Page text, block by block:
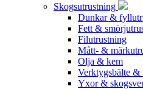
Skogsutrustning
Dunkar &
Fett &
Filutrustning
Mått- &
Olja & kem
Verktygsbälte &
Yxor &